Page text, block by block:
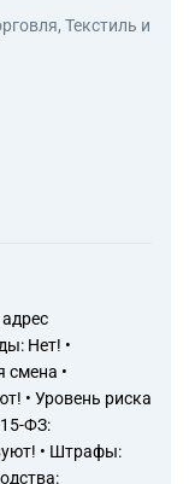
Текстиль и
Нет! •
смена •
• Уровень риска
ФЗ:
• Штрафы: